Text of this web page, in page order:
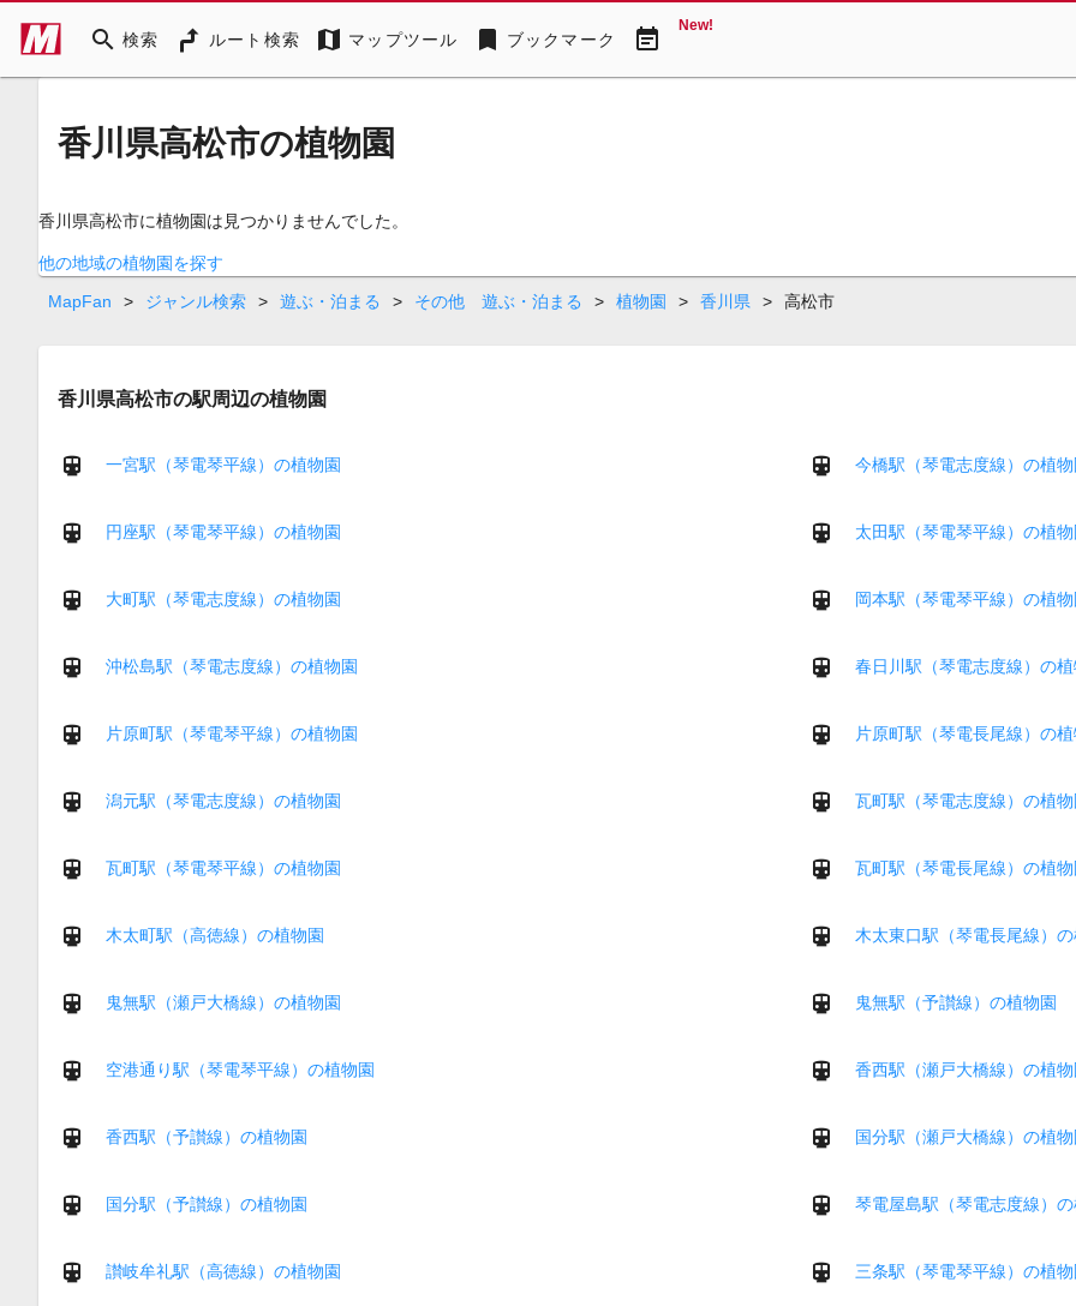
search 検索 ルート検索 map マップツール bookmark ブックマーク event_note New!
香川県高松市の植物園
香川県高松市に植物園は見つかりませんでした。
他の地域の植物園を探す
MapFan
> ジャンル検索 > 遊ぶ・泊まる > その他 遊ぶ・泊まる > 植物園 > 香川県 > 高松市
香川県高松市の駅周辺の植物園
一宮駅（琴電琴平線）の植物園 今橋駅（琴電志度線）の植物
円座駅（琴電琴平線）の植物園 太田駅（琴電琴平線）の植物
大町駅（琴電志度線）の植物園 岡本駅（琴電琴平線）の植物
沖松島駅（琴電志度線）の植物園 春日川駅（琴電志度線）の植
片原町駅（琴電琴平線）の植物園 片原町駅（琴電長尾線）の植
潟元駅（琴電志度線）の植物園 瓦町駅（琴電志度線）の植物
瓦町駅（琴電琴平線）の植物園 瓦町駅（琴電長尾線）の植物
木太町駅（高徳線）の植物園 木太東口駅（琴電長尾線）の
鬼無駅（瀬戸大橋線）の植物園 鬼無駅（予讃線）の植物園
空港通り駅（琴電琴平線）の植物園 香西駅（瀬戸大橋線）の植物
香西駅（予讃線）の植物園 国分駅（瀬戸大橋線）の植物
国分駅（予讃線）の植物園 琴電屋島駅（琴電志度線）の
讃岐牟礼駅（高徳線）の植物園 三条駅（琴電琴平線）の植物